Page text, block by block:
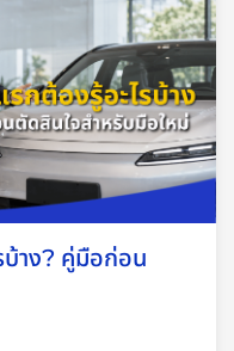
บ้าง? คู่มือก่อน